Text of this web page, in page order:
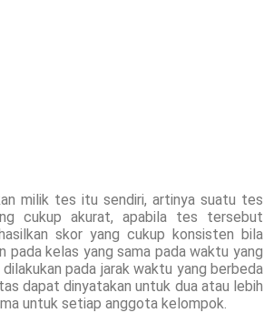
milik tes itu sendiri, artinya suatu tes
cukup akurat, apabila tes tersebut
skor yang cukup konsisten bila
pada kelas yang sama pada waktu yang
pada jarak waktu yang berbeda
dapat dinyatakan untuk dua atau lebih
untuk setiap anggota kelompok.